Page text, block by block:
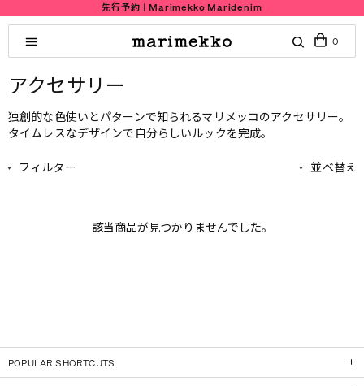
先行予約 | Marimekko Maridenim
0
アクセサリー
独創的な色使いとパターンで知られるマリメッコのアクセサリー。
タイムレスなデザインで自分らしいルックを完成。
フィルター 並べ替え
該当商品が見つかりませんでした。
POPULAR SHORTCUTS